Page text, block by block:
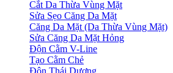
Cắt Da Thừa Vùng Mặt
Sửa Sẹo Căng Da Mặt
Căng Da Mặt (Da Thừa Vùng Mặt)
Sửa Căng Da Mặt Hỏng
Độn Cằm V-Line
Tạo Cằm Chẻ
Độn Thái Dương